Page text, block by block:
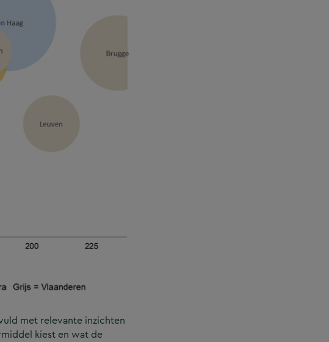
met relevante inzichten
kiest en wat de